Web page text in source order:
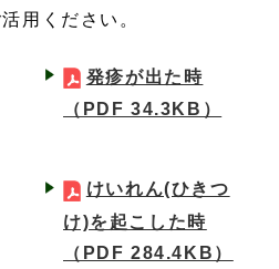
用ください。
発疹が出た時
（PDF 34.3KB）
けいれん(ひきつ
け)を起こした時
（PDF 284.4KB）